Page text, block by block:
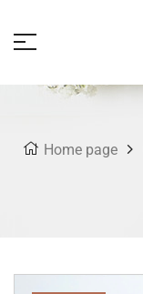
Home page